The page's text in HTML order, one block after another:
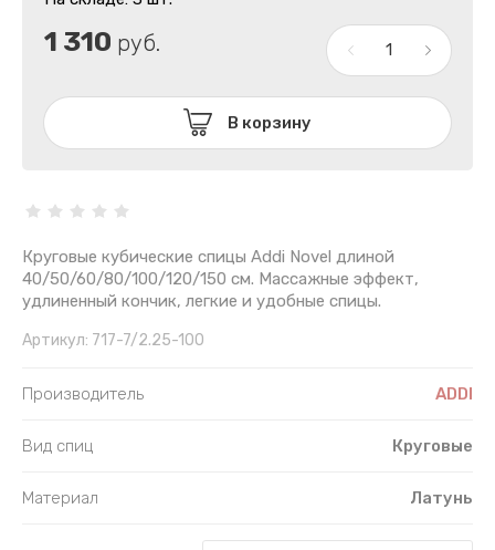
1 310 руб.
В корзину
Круговые кубические спицы Addi Novel длиной
40/50/60/80/100/120/150 см. Массажные эффект,
удлиненный кончик, легкие и удобные спицы.
Артикул: 717-7/2.25-100
Производитель ADDI
Вид спиц Круговые
Материал Латунь